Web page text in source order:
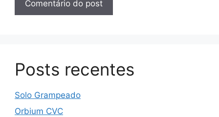
Posts recentes
Solo Grampeado
Orbium CVC